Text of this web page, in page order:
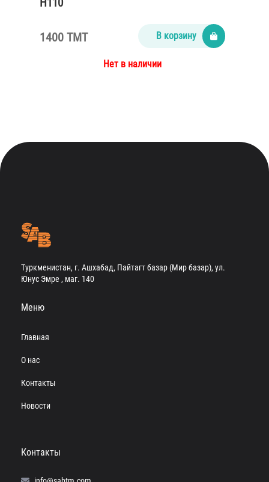
1400 TMT В корзину
Нет в наличии
Туркменистан, г. Ашхабад, Пайтагт базар (Мир базар), ул.
Юнус Эмре , маг. 140
Меню
Главная
О нас
Контакты
Новости
Контакты